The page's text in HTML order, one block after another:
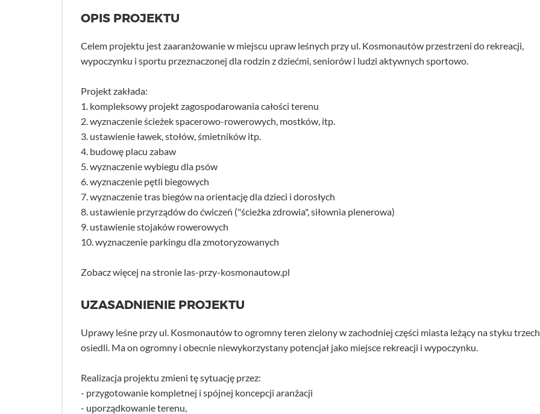
OPIS PROJEKTU
Celem projektu jest zaaranżowanie w miejscu upraw leśnych przy ul. Kosmonautów przestrzeni do rekreacji,
wypoczynku i sportu przeznaczonej dla rodzin z dziećmi, seniorów i ludzi aktywnych sportowo.
Projekt zakłada:
1. kompleksowy projekt zagospodarowania całości terenu
2. wyznaczenie ścieżek spacerowo-rowerowych, mostków, itp.
3. ustawienie ławek, stołów, śmietników itp.
4. budowę placu zabaw
5. wyznaczenie wybiegu dla psów
6. wyznaczenie pętli biegowych
7. wyznaczenie tras biegów na orientację dla dzieci i dorosłych
8. ustawienie przyrządów do ćwiczeń ("ścieżka zdrowia", siłownia plenerowa)
9. ustawienie stojaków rowerowych
10. wyznaczenie parkingu dla zmotoryzowanych
Zobacz więcej na stronie las-przy-kosmonautow.pl
UZASADNIENIE PROJEKTU
Uprawy leśne przy ul. Kosmonautów to ogromny teren zielony w zachodniej części miasta leżący na styku trzech
osiedli. Ma on ogromny i obecnie niewykorzystany potencjał jako miejsce rekreacji i wypoczynku.
Realizacja projektu zmieni tę sytuację przez:
- przygotowanie kompletnej i spójnej koncepcji aranżacji
- uporządkowanie terenu,